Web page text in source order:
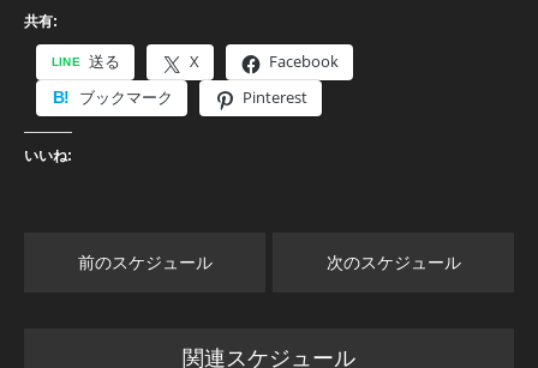
共有:
送る X
Facebook
ブックマーク
Pinterest
いいね:
前のスケジュール 次のスケジュール
関連スケジュール